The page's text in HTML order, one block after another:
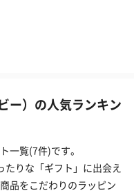
ー）の人気ランキン
一覧(7件)です。
たりな「ギフト」に出会え
品をこだわりのラッピン